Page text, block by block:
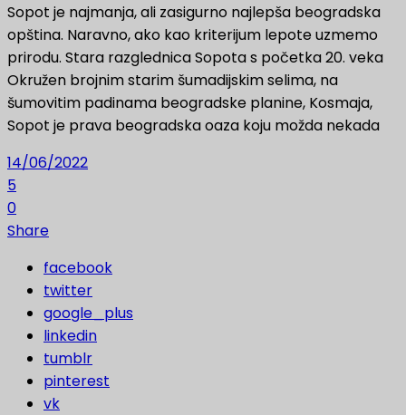
Sopot je najmanja, ali zasigurno najlepša beogradska
opština. Naravno, ako kao kriterijum lepote uzmemo
prirodu. Stara razglednica Sopota s početka 20. veka
Okružen brojnim starim šumadijskim selima, na
šumovitim padinama beogradske planine, Kosmaja,
Sopot je prava beogradska oaza koju možda nekada
14/06/2022
5
0
Share
facebook
twitter
google_plus
linkedin
tumblr
pinterest
vk